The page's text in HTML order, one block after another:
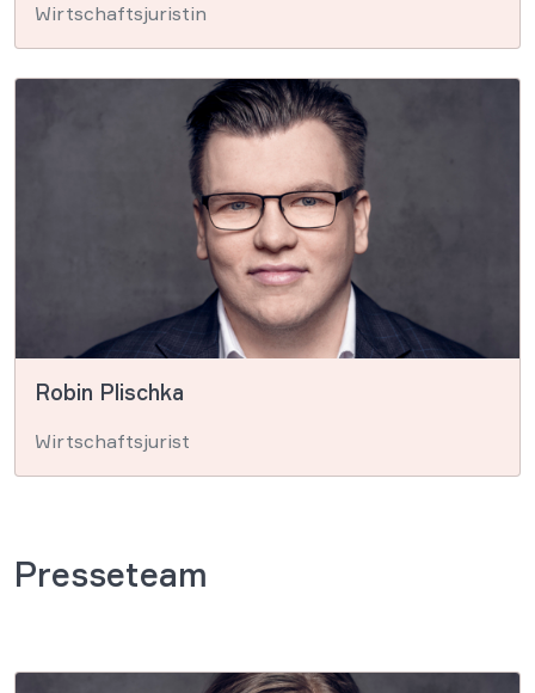
Wirtschaftsjuristin
Robin Plischka
Wirtschaftsjurist
Presseteam